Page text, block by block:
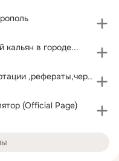
кальян в городе...
Дипломы, курсовые, диссертации ,рефераты,чертежи !
(Official Page)